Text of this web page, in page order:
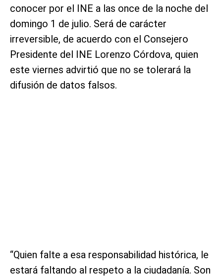
conocer por el INE a las once de la noche del
domingo 1 de julio. Será de carácter
irreversible, de acuerdo con el Consejero
Presidente del INE Lorenzo Córdova, quien
este viernes advirtió que no se tolerará la
difusión de datos falsos.
“Quien falte a esa responsabilidad histórica, le
estará faltando al respeto a la ciudadanía. Son